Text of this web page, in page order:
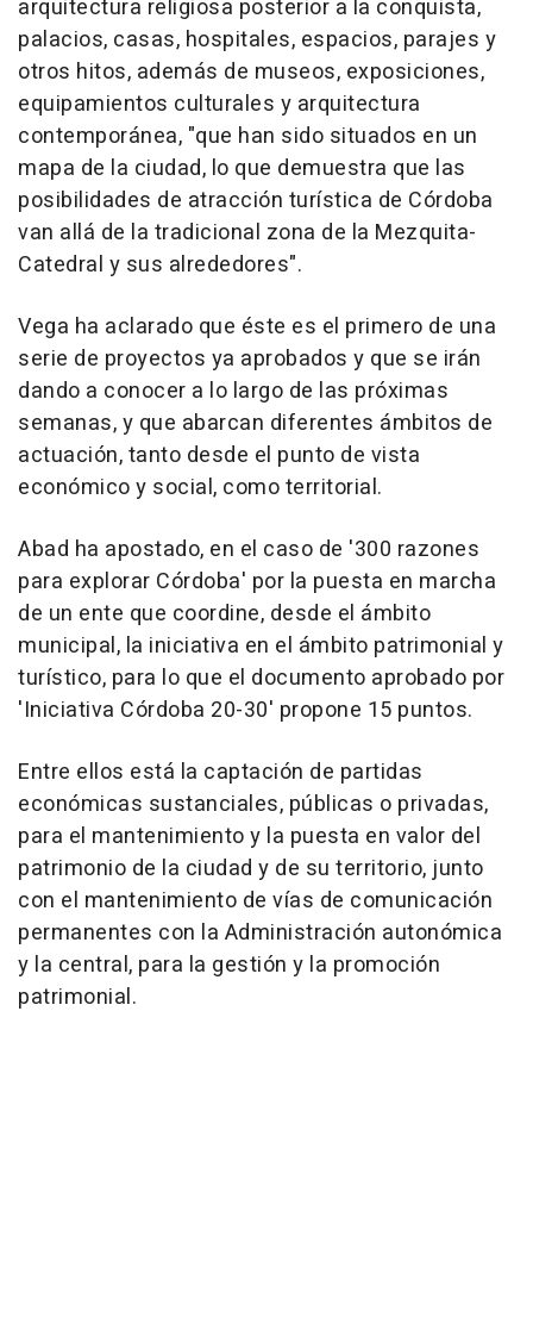
arquitectura religiosa posterior a la conquista,
palacios, casas, hospitales, espacios, parajes y
otros hitos, además de museos, exposiciones,
equipamientos culturales y arquitectura
contemporánea, "que han sido situados en un
mapa de la ciudad, lo que demuestra que las
posibilidades de atracción turística de Córdoba
van allá de la tradicional zona de la Mezquita-
Catedral y sus alrededores".
Vega ha aclarado que éste es el primero de una
serie de proyectos ya aprobados y que se irán
dando a conocer a lo largo de las próximas
semanas, y que abarcan diferentes ámbitos de
actuación, tanto desde el punto de vista
económico y social, como territorial.
Abad ha apostado, en el caso de '300 razones
para explorar Córdoba' por la puesta en marcha
de un ente que coordine, desde el ámbito
municipal, la iniciativa en el ámbito patrimonial y
turístico, para lo que el documento aprobado por
'Iniciativa Córdoba 20-30' propone 15 puntos.
Entre ellos está la captación de partidas
económicas sustanciales, públicas o privadas,
para el mantenimiento y la puesta en valor del
patrimonio de la ciudad y de su territorio, junto
con el mantenimiento de vías de comunicación
permanentes con la Administración autonómica
y la central, para la gestión y la promoción
patrimonial.